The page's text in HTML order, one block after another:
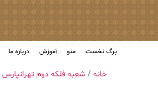
برگ نخست منو آموزش درباره ما
خانه / شعبه فلکه دوم تهرانپارس